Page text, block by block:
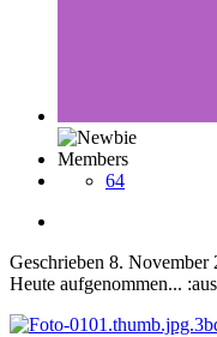
Members
64
Geschrieben 8. November
Heute aufgenommen...